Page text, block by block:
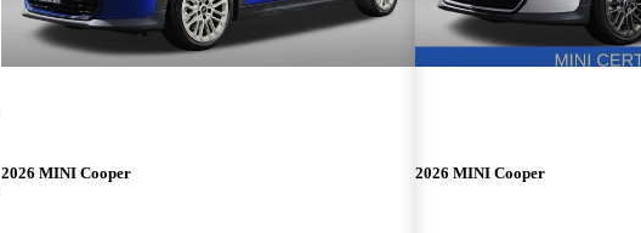
2026 MINI Cooper 2026 MINI Cooper